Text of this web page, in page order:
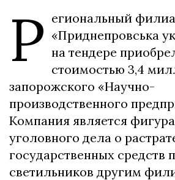
Р егиональный
«Приднепровська
на тендере
стоимостью 3,4
запорожского «Научно-
производственного
Компания является
уголовного дела о
государственных средств
светильников другим